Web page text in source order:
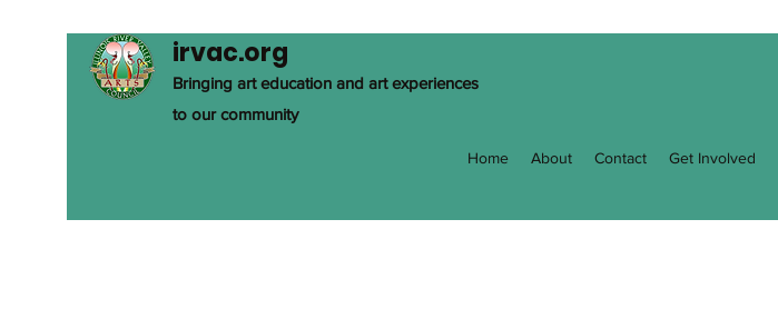
irvac.org
Bringing art education and art experiences
to our community
Home About Contact Get Involved